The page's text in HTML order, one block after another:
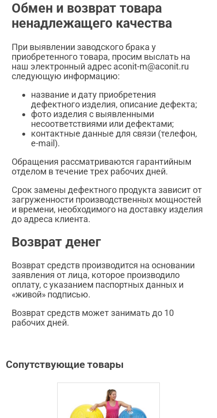
Обмен и возврат товара
ненадлежащего качества
При выявлении заводского брака у
приобретенного товара, просим выслать на
наш электронный адрес aconit-m@aconit.ru
следующую информацию:
название и дату приобретения
дефектного изделия, описание дефекта;
фото изделия с выявленными
несоответствиями или дефектами;
контактные данные для связи (телефон,
e-mail).
Обращения рассматриваются гарантийным
отделом в течение трех рабочих дней.
Срок замены дефектного продукта зависит от
загруженности производственных мощностей
и времени, необходимого на доставку изделия
до адреса клиента.
Возврат денег
Возврат средств производится на основании
заявления от лица, которое производило
оплату, с указанием паспортных данных и
«живой» подписью.
Возврат средств может занимать до 10
рабочих дней.
Сопутствующие товары